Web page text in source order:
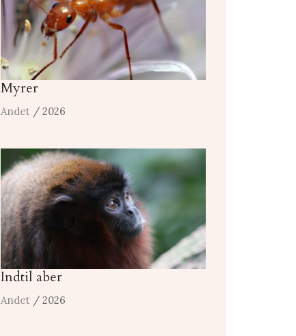
Myrer
Andet / 2026
Indtil aber
Andet / 2026